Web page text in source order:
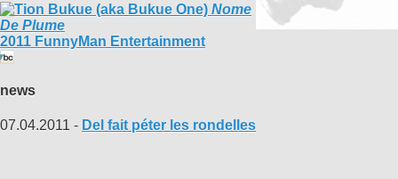
Nome
De Plume
2011 FunnyMan Entertainment
news
07.04.2011 - Del fait péter les rondelles